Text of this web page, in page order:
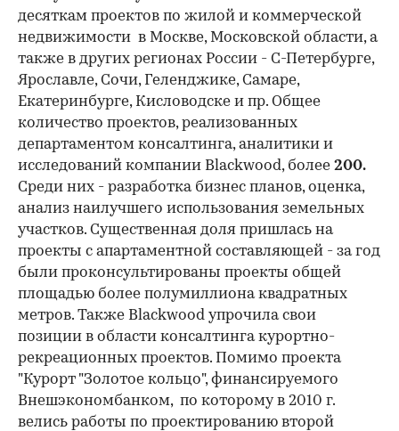
десяткам проектов по жилой и коммерческой
недвижимости в Москве, Московской области, а
также в других регионах России - С-Петербурге,
Ярославле, Сочи, Геленджике, Самаре,
Екатеринбурге, Кисловодске и пр. Общее
количество проектов, реализованных
департаментом консалтинга, аналитики и
исследований компании Blackwood, более 200.
Среди них - разработка бизнес планов, оценка,
анализ наилучшего использования земельных
участков. Существенная доля пришлась на
проекты с апартаментной составляющей - за год
были проконсультированы проекты общей
площадью более полумиллиона квадратных
метров. Также Blackwood упрочила свои
позиции в области консалтинга курортно-
рекреационных проектов. Помимо проекта
"Курорт "Золотое кольцо", финансируемого
Внешэкономбанком, по которому в 2010 г.
велись работы по проектированию второй